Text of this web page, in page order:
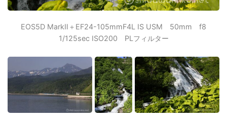
EOS5D MarkⅡ＋EF24-105mmF4L IS USM 50mm f8
1/125sec ISO200 PLフィルター